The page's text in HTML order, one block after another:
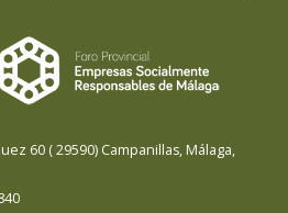
60 (29590) Campanillas, Málaga,